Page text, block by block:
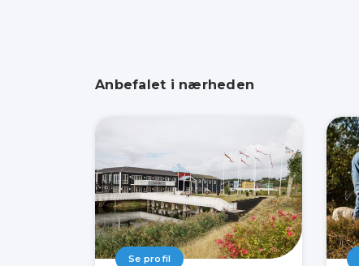
Anbefalet i nærheden
Se profil